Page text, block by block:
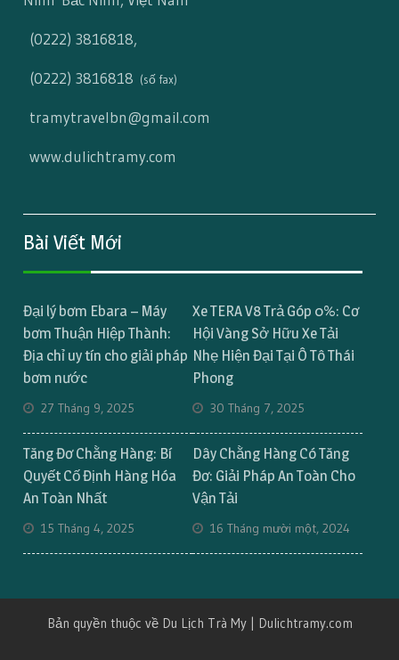
(0222) 3816818,
(0222) 3816818 (số fax)
tramytravelbn@gmail.com
www.dulichtramy.com
Bài Viết Mới
Đại lý bơm Ebara – Máy
bơm Thuận Hiệp Thành:
Địa chỉ uy tín cho giải pháp
bơm nước
27 Tháng 9, 2025
Xe TERA V8 Trả Góp 0%: Cơ
Hội Vàng Sở Hữu Xe Tải
Nhẹ Hiện Đại Tại Ô Tô Thái
Phong
30 Tháng 7, 2025
Tăng Đơ Chằng Hàng: Bí
Quyết Cố Định Hàng Hóa
An Toàn Nhất
15 Tháng 4, 2025
Dây Chằng Hàng Có Tăng
Đơ: Giải Pháp An Toàn Cho
Vận Tải
16 Tháng mười một, 2024
Bản quyền thuộc về Du Lịch Trà My | Dulichtramy.com